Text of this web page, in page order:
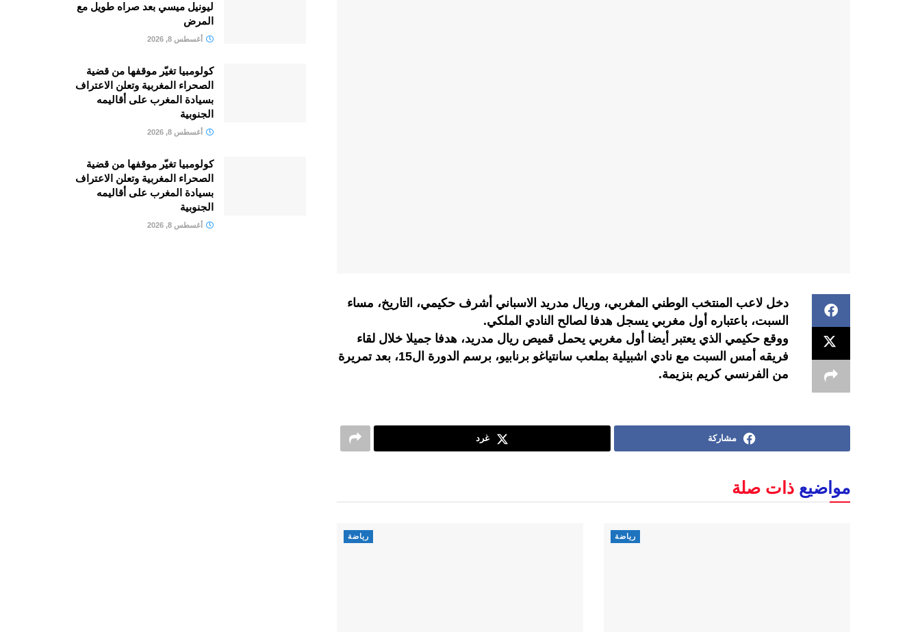
دخل لاعب المنتخب الوطني المغربي، وريال مدريد الاسباني أشرف حكيمي، التاريخ، مساء
السبت، باعتباره أول مغربي يسجل هدفا لصالح النادي الملكي.
ووقع حكيمي الذي يعتبر أيضا أول مغربي يحمل قميص ريال مدريد، هدفا جميلا خلال لقاء
فريقه أمس السبت مع نادي اشبيلية بملعب سانتياغو برنابيو، برسم الدورة ال15، بعد تمريرة
من الفرنسي كريم بنزيمة.
مشاركة غرد
مواضيع ذات صلة
رياضة رياضة
ليونيل ميسي بعد صراه طويل مع
المرض
أغسطس 8, 2026
كولومبيا تغيّر موقفها من قضية
الصحراء المغربية وتعلن الاعتراف
بسيادة المغرب على أقاليمه
الجنوبية
أغسطس 8, 2026
كولومبيا تغيّر موقفها من قضية
الصحراء المغربية وتعلن الاعتراف
بسيادة المغرب على أقاليمه
الجنوبية
أغسطس 8, 2026